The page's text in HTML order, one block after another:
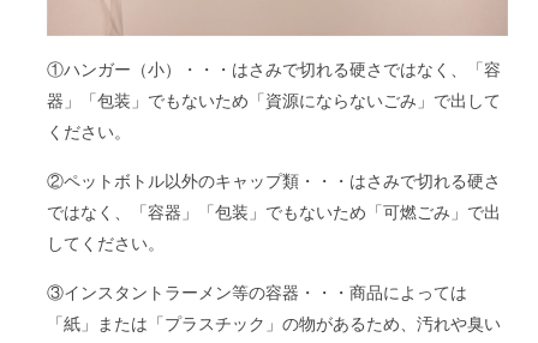
①ハンガー（小）・・・はさみで切れる硬さではなく、「容
器」「包装」でもないため「資源にならないごみ」で出して
ください。
②ペットボトル以外のキャップ類・・・はさみで切れる硬さ
ではなく、「容器」「包装」でもないため「可燃ごみ」で出
してください。
③インスタントラーメン等の容器・・・商品によっては
「紙」または「プラスチック」の物があるため、汚れや臭い